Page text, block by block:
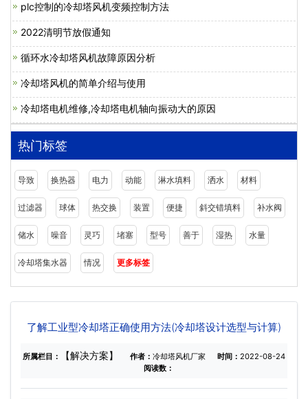
plc控制的冷却塔风机变频控制方法
2022清明节放假通知
循环水冷却塔风机故障原因分析
冷却塔风机的简单介绍与使用
冷却塔电机维修,冷却塔电机轴向振动大的原因
热门标签
导致 换热器 电力 动能 淋水填料 洒水 材料
过滤器 球体 热交换 装置 便捷 斜交错填料 补水阀
储水 噪音 灵巧 堵塞 型号 善于 湿热 水量
冷却塔集水器 情况 更多标签
了解工业型冷却塔正确使用方法(冷却塔设计选型与计算)
所属栏目： 【解决方案】 作者： 冷却塔风机厂家 时间： 2022-08-24
阅读数：